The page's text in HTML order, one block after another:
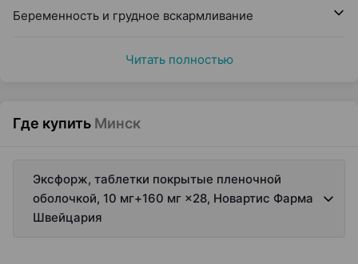
Беременность и грудное вскармливание
Читать полностью
Где купить Минск
Эксфорж, таблетки покрытые пленочной
оболочкой, 10 мг+160 мг ×28, Новартис Фарма
Швейцария